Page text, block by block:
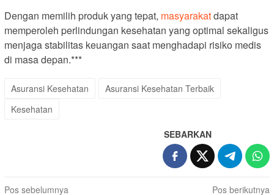
Dengan memilih produk yang tepat, masyarakatdapat
memperoleh perlindungan kesehatan yang optimal sekaligus
menjaga stabilitas keuangan saat menghadapi risiko medis
di masa depan.***
Asuransi Kesehatan
Asuransi Kesehatan Terbaik
Kesehatan
SEBARKAN
Pos sebelumnya
Pos berikutnya